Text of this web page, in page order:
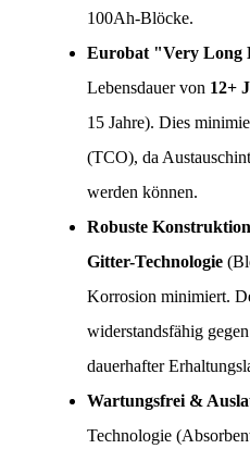
100Ah-Blöcke.
Eurobat "Very Long
Lebensdauer von 12+
15 Jahre). Dies
(TCO), da
werden können.
Robuste
Gitter-Technologie
Korrosion minimiert.
widerstandsfähig
dauerhafter
Wartungsfrei &
Technologie